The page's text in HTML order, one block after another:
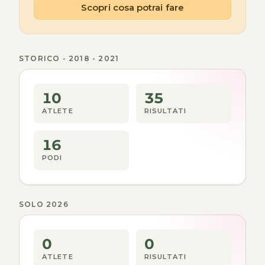
Scopri cosa potrai fare
STORICO - 2018 - 2021
10
ATLETE
35
RISULTATI
16
PODI
SOLO 2026
0
ATLETE
0
RISULTATI